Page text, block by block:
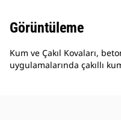
Görüntüleme
Kum ve Çakıl Kovaları,
uygulamalarında çakıllı